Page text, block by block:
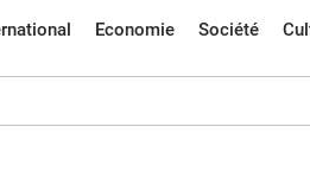
Economie Société